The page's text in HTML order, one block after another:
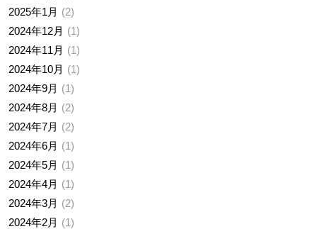
2025年1月
2
2024年12月
1
2024年11月
1
2024年10月
1
2024年9月
1
2024年8月
2
2024年7月
2
2024年6月
1
2024年5月
1
2024年4月
1
2024年3月
2
2024年2月
1